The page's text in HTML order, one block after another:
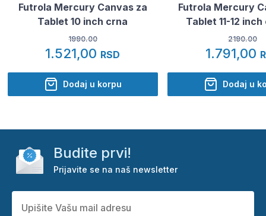
Futrola Mercury Canvas za
Tablet 10 inch crna
1990.00
1.521,00 RSD
Dodaj u korpu
Futrola Mercury
Tablet 11-12
2190.00
1.791,00
Dodaj u
Budite prvi!
Prijavite se na naš newsletter